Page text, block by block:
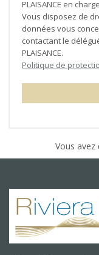
PLAISANCE en
Vous disposez de
données vous
contactant le
PLAISANCE.
Politique de
Vous avez